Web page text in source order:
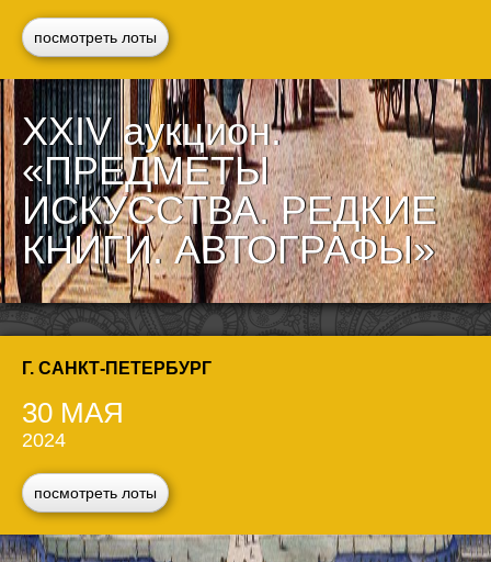
посмотреть лоты
XXIV аукцион.
«ПРЕДМЕТЫ
ИСКУССТВА. РЕДКИЕ
КНИГИ. АВТОГРАФЫ»
Г. САНКТ-ПЕТЕРБУРГ
30 МАЯ
2024
посмотреть лоты